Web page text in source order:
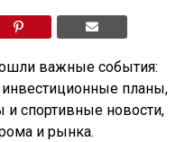
важные события:
планы,
и спортивные новости,
и рынка.